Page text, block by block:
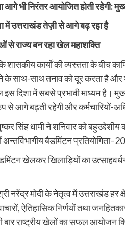
आगे भी निरंतर आयोजित होती रहेगी:
में उत्तराखंड तेज़ी से आगे बढ़ रहा है
से राज्य बन रहा खेल महाशक्ति
शासकीय कार्यों की व्यस्तता के बीच
साथ-साथ तनाव को दूर करता है और
दिशा में सबसे प्रभावी माध्यम है।
से आगे बढ़ती रहेगी और कर्मचारियों-
सिंह धामी ने शनिवार को
बैडमिंटन
खेलकर खिलाड़ियों का उत्साहवर्धन
नरेंद्र मोदी के नेतृत्व में उत्तराखंड
ऐतिहासिक निर्णयों तथा
बार राष्ट्रीय खेलों का सफल